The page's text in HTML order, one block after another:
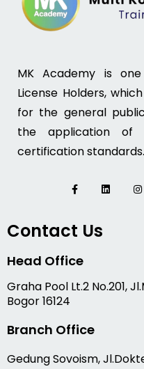
MK Academy is
License Holders,
for the general
the application of
certification standards.
Contact Us
Head Office
Graha Pool Lt.2 No.201,
Bogor 16124
Branch Office
Gedung Sovoism,